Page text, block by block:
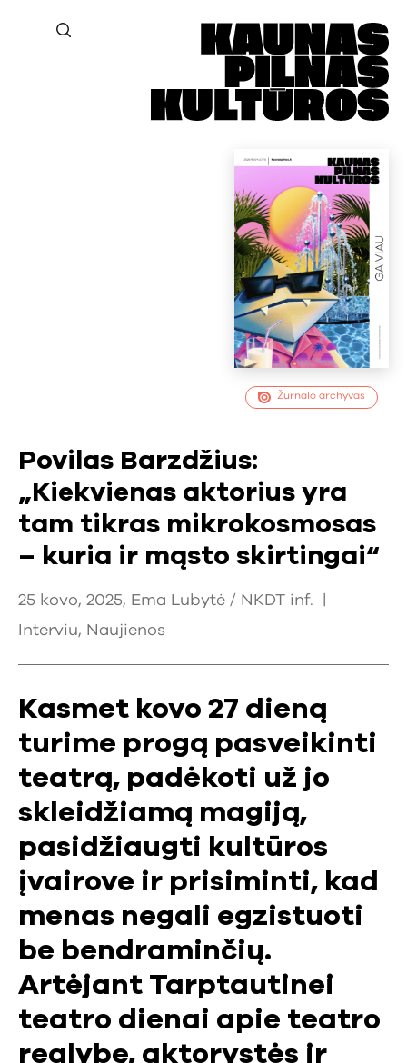
Žurnalo archyvas
Povilas Barzdžius:
„Kiekvienas aktorius yra
tam tikras mikrokosmosas
– kuria ir mąsto skirtingai“
25 kovo, 2025, Ema Lubytė / NKDT inf. |
Interviu, Naujienos
Kasmet kovo 27 dieną
turime progą pasveikinti
teatrą, padėkoti už jo
skleidžiamą magiją,
pasidžiaugti kultūros
įvairove ir prisiminti, kad
menas negali egzistuoti
be bendraminčių.
Artėjant Tarptautinei
teatro dienai apie teatro
realybę, aktorystės ir